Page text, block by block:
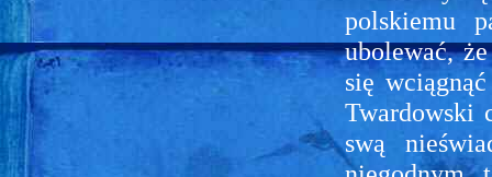
polskiemu
ubolewać,
się
Twardowski
swą